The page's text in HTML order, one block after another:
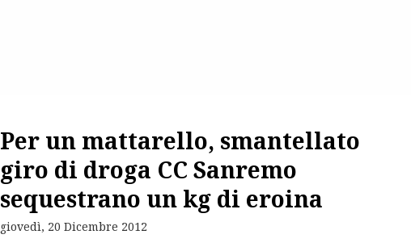
Per un mattarello, smantellato
giro di droga CC Sanremo
sequestrano un kg di eroina
giovedì, 20 Dicembre 2012